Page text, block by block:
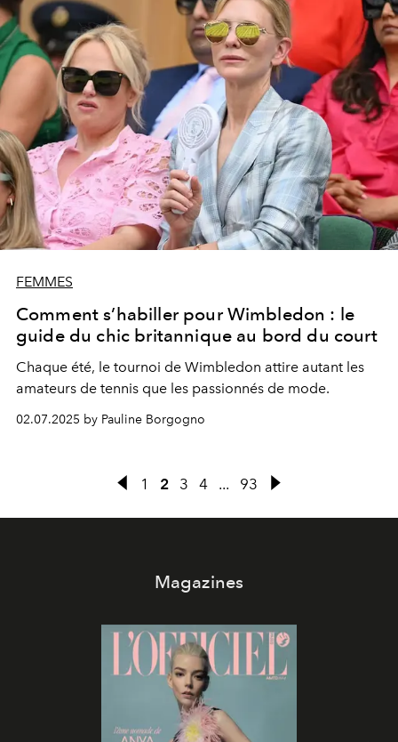
FEMMES
Comment s’habiller pour Wimbledon : le
guide du chic britannique au bord du court
Chaque été, le tournoi de Wimbledon attire autant les
amateurs de tennis que les passionnés de mode.
02.07.2025 by Pauline Borgogno
1 2 3 4 ... 93
Magazines